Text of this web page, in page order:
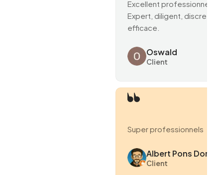
Excellent professionnel.
Expert, diligent, discret et
efficace.
Oswald
Client
Super professionnels
Albert Pons
Client